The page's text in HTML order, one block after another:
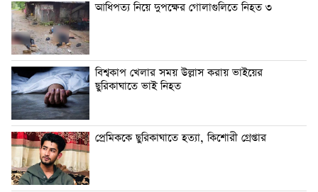
আধিপত্য নিয়ে দুপক্ষের গোলাগুলিতে নিহত ৩
বিশ্বকাপ খেলার সময় উল্লাস করায় ভাইয়ের
ছুরিকাঘাতে ভাই নিহত
প্রেমিককে ছুরিকাঘাতে হত্যা, কিশোরী গ্রেপ্তার